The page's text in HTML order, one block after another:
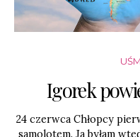
Igorek
24 czerwca Chłopcy
samolotem. Ja byłam